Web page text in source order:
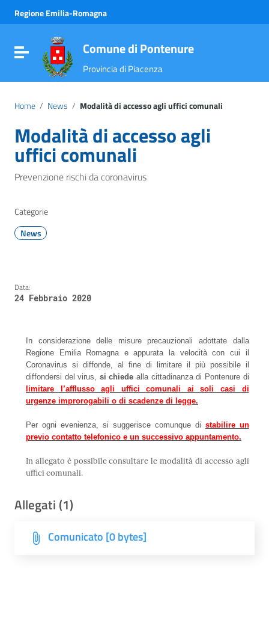
Vai al menu di navigazione
Vai al footer
Regione Emilia-Romagna
Attiva / disattiva la navigazione
Comune di Pontenure
Provincia di Piacenza
Home / News / Modalità di accesso agli uffici comunali
Modalità di accesso agli
uffici comunali
Prevenzione rischi da coronavirus
Categorie
News
Data:
24 Febbraio 2020
In considerazione delle misure precauzionali adottate dalla
Regione Emilia Romagna e appurata la velocità con cui il
Coronavirus si diffonde, al fine di limitare il più possibile il
diffondersi del virus, si chiede alla cittadinanza di Pontenure di
limitare l’afflusso agli uffici comunali ai soli casi di
urgenze improrogabili o di scadenze di legge.
Per ogni evenienza, si suggerisce comunque di stabilire un
previo contatto telefonico e un successivo appuntamento.
In allegato è possibile consultare le modalità di accesso agli
uffici comunali.
Allegati (1)
Comunicato [0 bytes]